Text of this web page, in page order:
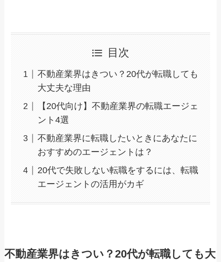
目次
不動産業界はきつい？20代が転職しても
大丈夫な理由
【20代向け】不動産業界の転職エージェ
ント4選
不動産業界に転職したいときにあなたに
おすすめのエージェントは？
20代で失敗しない転職をするには、転職
エージェントの活用がカギ
不動産業界はきつい？20代が転職しても大